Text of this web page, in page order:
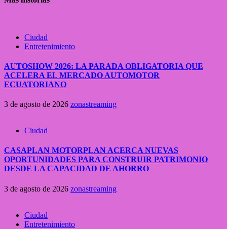
Ciudad
Entretenimiento
AUTOSHOW 2026: LA PARADA OBLIGATORIA QUE
ACELERA EL MERCADO AUTOMOTOR
ECUATORIANO
3 de agosto de 2026 zonastreaming
Ciudad
CASAPLAN MOTORPLAN ACERCA NUEVAS
OPORTUNIDADES PARA CONSTRUIR PATRIMONIO
DESDE LA CAPACIDAD DE AHORRO
3 de agosto de 2026 zonastreaming
Ciudad
Entretenimiento